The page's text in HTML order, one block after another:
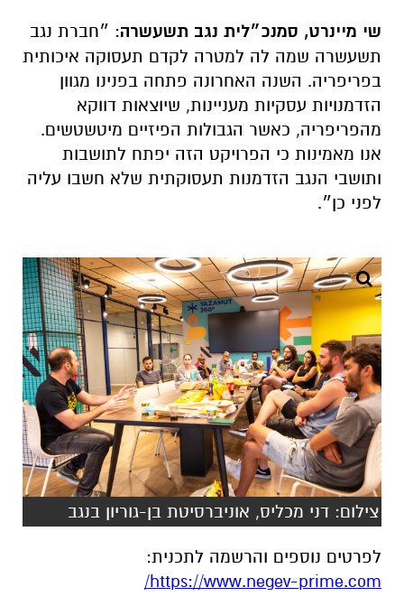
שי מיינרט, סמנכ״לית נגב תשעשרה: ״חברת נגב
תשעשרה שמה לה למטרה לקדם תעסוקה איכותית
בפריפריה. השנה האחרונה פתחה בפנינו מגוון
הזדמנויות עסקיות מעניינות, שיוצאות דווקא
מהפריפריה, כאשר הגבולות הפיזיים מיטשטשים.
אנו מאמינות כי הפרויקט הזה יפתח לתושבות
ותושבי הנגב הזדמנות תעסוקתית שלא חשבו עליה
לפני כן״.
צילום: דני מכליס, אוניברסיטת בן-גוריון בנגב
לפרטים נוספים והרשמה לתכנית:
https://www.negev-prime.com/